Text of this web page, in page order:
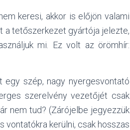
keresi, akkor is előjön valami
a tetőszerkezet gyártója jelezte,
mi. Ez volt az örömhír:
szép, nagy nyergesvontató
szerelvény vezetőjét csak
nem tud? (Zárójelbe jegyezzük
vontatókra kerülni, csak hosszas